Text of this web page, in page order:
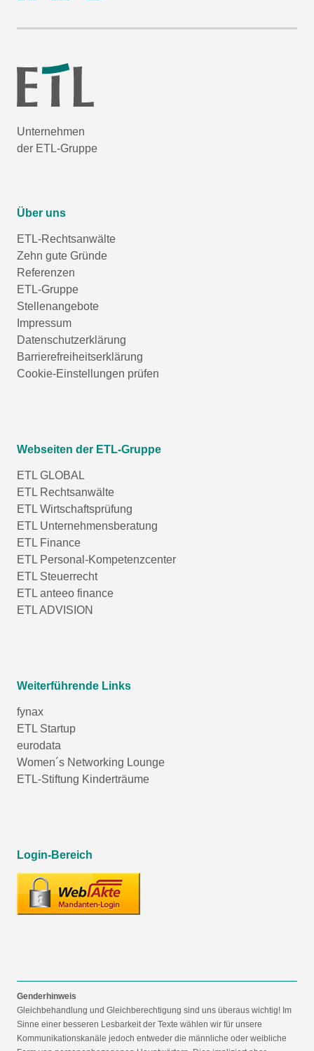
Unternehmen
der ETL-Gruppe
Über uns
ETL-Rechtsanwälte
Zehn gute Gründe
Referenzen
ETL-Gruppe
Stellenangebote
Impressum
Datenschutzerklärung
Barrierefreiheitserklärung
Cookie-Einstellungen prüfen
Webseiten der ETL-Gruppe
ETL GLOBAL
ETL Rechtsanwälte
ETL Wirtschaftsprüfung
ETL Unternehmensberatung
ETL Finance
ETL Personal-Kompetenzcenter
ETL Steuerrecht
ETL anteeo finance
ETL ADVISION
Weiterführende Links
fynax
ETL Startup
eurodata
Women´s Networking Lounge
ETL-Stiftung Kinderträume
Login-Bereich
Genderhinweis
Gleichbehandlung und Gleichberechtigung sind uns überaus wichtig! Im
Sinne einer besseren Lesbarkeit der Texte wählen wir für unsere
Kommunikationskanäle jedoch entweder die männliche oder weibliche